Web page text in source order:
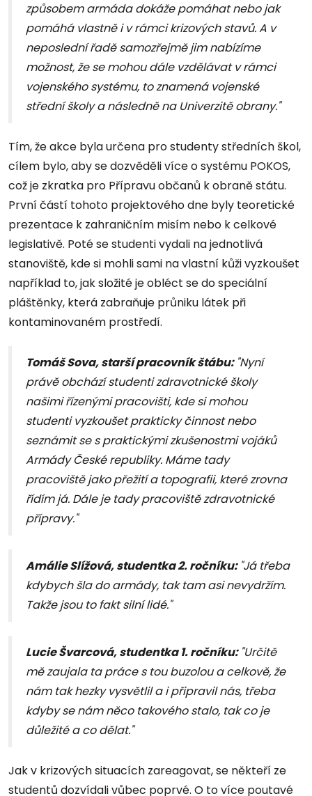
způsobem armáda dokáže pomáhat nebo jak
pomáhá vlastně i v rámci krizových stavů. A v
neposlední řadě samozřejmě jim nabízíme
možnost, že se mohou dále vzdělávat v rámci
vojenského systému, to znamená vojenské
střední školy a následně na Univerzitě obrany."
Tím, že akce byla určena pro studenty středních škol,
cílem bylo, aby se dozvěděli více o systému POKOS,
což je zkratka pro Přípravu občanů k obraně státu.
První částí tohoto projektového dne byly teoretické
prezentace k zahraničním misím nebo k celkové
legislativě. Poté se studenti vydali na jednotlivá
stanoviště, kde si mohli sami na vlastní kůži vyzkoušet
například to, jak složité je obléct se do speciální
pláštěnky, která zabraňuje průniku látek při
kontaminovaném prostředí.
Tomáš Sova, starší pracovník štábu: "Nyní
právě obchází studenti zdravotnické školy
našimi řízenými pracovišti, kde si mohou
studenti vyzkoušet prakticky činnost nebo
seznámit se s praktickými zkušenostmi vojáků
Armády České republiky. Máme tady
pracoviště jako přežití a topografii, které zrovna
řídím já. Dále je tady pracoviště zdravotnické
přípravy."
Amálie Slížová, studentka 2. ročníku: "Já třeba
kdybych šla do armády, tak tam asi nevydržím.
Takže jsou to fakt silní lidé."
Lucie Švarcová, studentka 1. ročníku: "Určitě
mě zaujala ta práce s tou buzolou a celkově, že
nám tak hezky vysvětlil a i připravil nás, třeba
kdyby se nám něco takového stalo, tak co je
důležité a co dělat."
Jak v krizových situacích zareagovat, se někteří ze
studentů dozvídali vůbec poprvé. O to více poutavé